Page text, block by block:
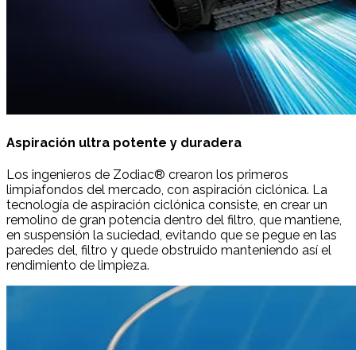
Aspiración ultra potente y duradera
Los ingenieros de Zodiac® crearon los primeros
limpiafondos del mercado, con aspiración ciclónica. La
tecnología de aspiración ciclónica consiste, en crear un
remolino de gran potencia dentro del filtro, que mantiene,
en suspensión la suciedad, evitando que se pegue en las
paredes del, filtro y quede obstruido manteniendo así el
rendimiento de limpieza.